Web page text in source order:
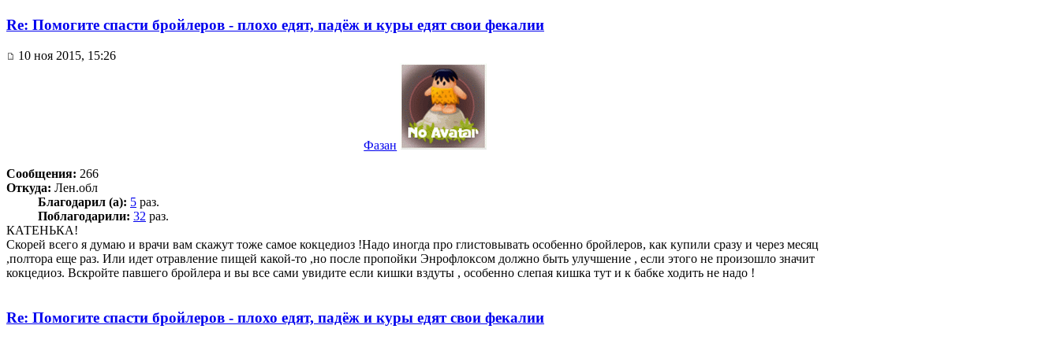
Re: Помогите спасти бройлеров - плохо едят, падёж и куры едят свои фекалии
10 ноя 2015, 15:26
Фазан
Сообщения: 266
Откуда: Лен.обл
Благодарил (а): 5 раз.
Поблагодарили: 32 раз.
КАТЕНЬКА!
Скорей всего я думаю и врачи вам скажут тоже самое кокцедиоз !Надо иногда про глистовывать особенно бройлеров, как купили сразу и через месяц
,полтора еще раз. Или идет отравление пищей какой-то ,но после пропойки Энрофлоксом должно быть улучшение , если этого не произошло значит
кокцедиоз. Вскройте павшего бройлера и вы все сами увидите если кишки вздуты , особенно слепая кишка тут и к бабке ходить не надо !
Re: Помогите спасти бройлеров - плохо едят, падёж и куры едят свои фекалии